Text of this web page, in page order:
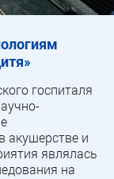
госпиталя
акушерстве и
являлась
на